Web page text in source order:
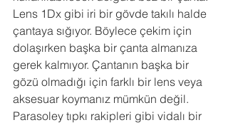
Lens 1Dx gibi iri bir gövde takılı halde
çantaya sığıyor. Böylece çekim için
dolaşırken başka bir çanta almanıza
gerek kalmıyor. Çantanın başka bir
gözü olmadığı için farklı bir lens veya
aksesuar koymanız mümkün değil.
Parasoley tıpkı rakipleri gibi vidalı bir